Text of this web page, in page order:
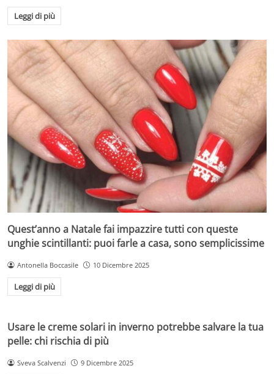
Leggi di più
Quest’anno a Natale fai impazzire tutti con queste
unghie scintillanti: puoi farle a casa, sono semplicissime
Antonella Boccasile 10 Dicembre 2025
Leggi di più
Usare le creme solari in inverno potrebbe salvare la tua
pelle: chi rischia di più
Sveva Scalvenzi 9 Dicembre 2025